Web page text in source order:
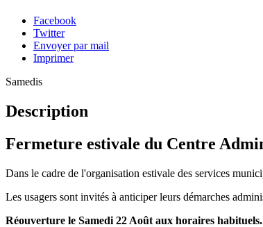
Facebook
Twitter
Envoyer par mail
Imprimer
Samedis
Description
Fermeture estivale du Centre
Dans le cadre de l'organisation estivale des services
Les usagers sont invités à anticiper leurs démarches
Réouverture le Samedi 22 Août aux horaires habituels.